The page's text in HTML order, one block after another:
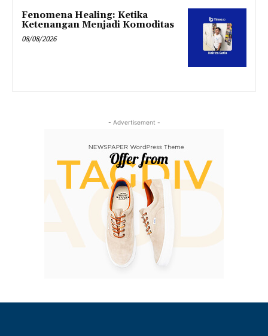
Fenomena Healing: Ketika
Ketenangan Menjadi Komoditas
08/08/2026
- Advertisement -